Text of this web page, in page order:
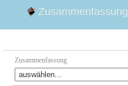
Zusammenfassung
Zusammenfassung